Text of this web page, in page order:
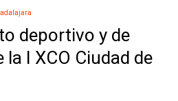
deportivo y de
I XCO Ciudad de